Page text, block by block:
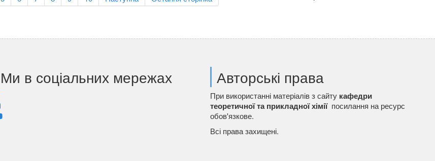
Ми в соціальних мережах Авторські права
При використанні матеріалів з сайту кафедри
теоретичної та прикладної хімії посилання на ресурс
обов'язкове.
Всі права захищені.